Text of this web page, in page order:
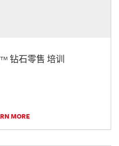
钻石零售 培训
MORE